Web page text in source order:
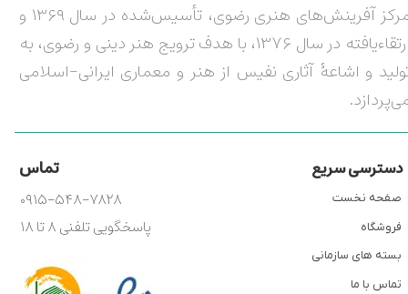
مرکز آفرینش‌های هنری رضوی، تأسیس‌شده در سال ۱۳۶۹ و
ارتقاءیافته در سال ۱۳۷۶، با هدف ترویج هنر دینی و رضوی، به
و اشاعۀ آثاری نفیس از هنر و معماری ایرانی-اسلامی
دسترسی سریع تماس
۰۹۱۵-۵۴۸-۷۸۲۸
پاسخگویی تلفنی ۸ تا ۱۸
صفحه نخست
فروشگاه
بسته های سازمانی
تماس با ما